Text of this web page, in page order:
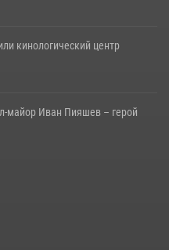
кинологический центр
майор Иван Пияшев – герой